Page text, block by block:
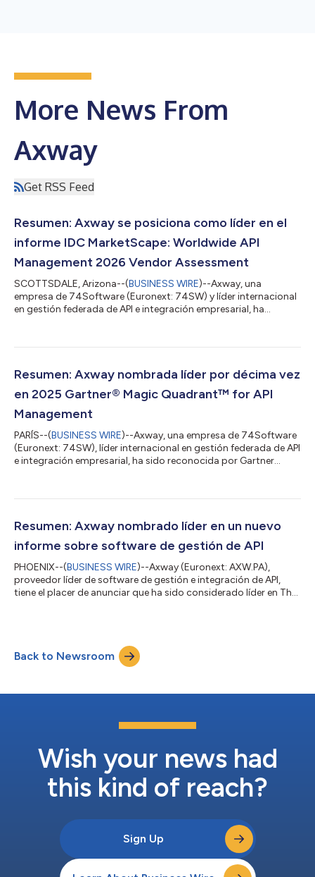
More News From
Axway
Get RSS Feed
Resumen: Axway se posiciona como líder en el
informe IDC MarketScape: Worldwide API
Management 2026 Vendor Assessment
SCOTTSDALE, Arizona--(BUSINESS WIRE)--Axway, una
empresa de 74Software (Euronext: 74SW) y líder internacional
en gestión federada de API e integración empresarial, ha
Assessment.1 Axway Amplify conecta, coordina y automatiza
sectores de servicios financieros, fabricación, salud y otros
confían en Amplify para modernizar sus integracione...
Resumen: Axway nombrada líder por décima vez
en 2025 Gartner® Magic Quadrant™ for API
Management
PARÍS--(BUSINESS WIRE)--Axway, una empresa de 74Software
(Euronext: 74SW), líder internacional en gestión federada de API
e integración empresarial, ha sido reconocida por Gartner
en el informe. Basándonos en criterios específicos que analizan
creemos que la evaluación destaca la eficacia de la oferta de
Resumen: Axway nombrado líder en un nuevo
informe sobre software de gestión de API
PHOENIX--(BUSINESS WIRE)--Axway (Euronext: AXW.PA),
proveedor líder de software de gestión e integración de API,
tiene el placer de anunciar que ha sido considerado líder en The
resultados positivos que han obtenido con Axway», afirma
Vince Padua, director de producto de Axway. «Invertimos en su
éxito, ofreciendo la experienci...
Back to Newsroom
Wish your news had
this kind of reach?
Sign Up